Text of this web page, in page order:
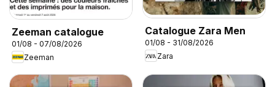
Zeeman catalogue
01/08 - 07/08/2026
Zeeman
Catalogue Zara Men
01/08 - 31/08/2026
Zara